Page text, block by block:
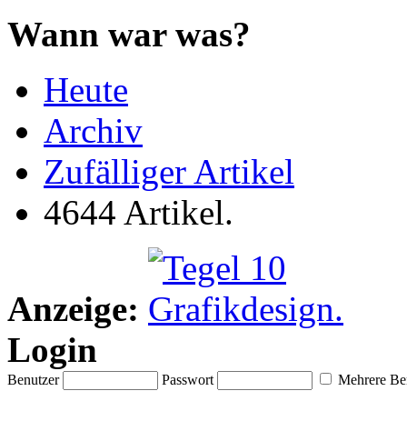
Wann war was?
Heute
Archiv
Zufälliger Artikel
4644 Artikel.
Anzeige:
Login
Benutzer Passwort Mehrere